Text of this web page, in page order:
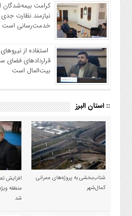
کرامت بیمه‌شدگان
نیازمند نظارت جدی
خدمت‌رسانی است
استفاده از
قراردادهای فضای
بیت‌المال است
:: استان البرز
شتاب‌بخشی به پروژه‌های عمرانی
کمال‌شهر
افزایش
منطقه
شد